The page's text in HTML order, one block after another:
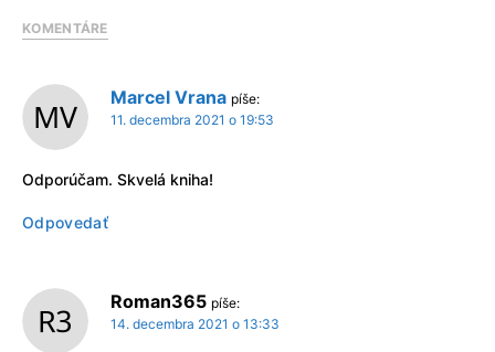
KOMENTÁRE
Marcel Vrana píše:
11. decembra 2021 o 19:53
Odporúčam. Skvelá kniha!
Odpovedať
Roman365 píše:
14. decembra 2021 o 13:33